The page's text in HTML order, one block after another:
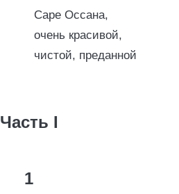
Саре Оссана,
очень красивой,
чистой, преданной
Часть I
1